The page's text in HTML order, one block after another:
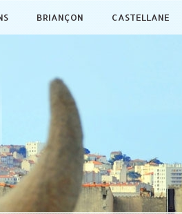
BRIANÇON CASTELLANE